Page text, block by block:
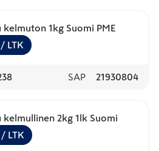
kelmuton 1kg Suomi PME
/ LTK
SAP 21930804
kelmullinen 2kg 1lk Suomi
/ LTK